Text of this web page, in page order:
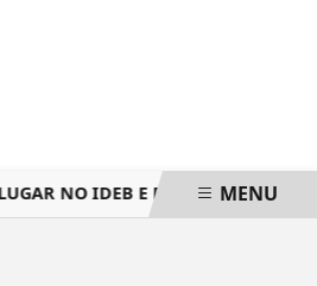
NO IDEB E REGISTRA O
MENU